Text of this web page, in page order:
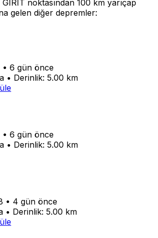
noktasından 100 km yarıçap
gelen diğer depremler:
• 6 gün önce
• Derinlik: 5.00 km
• 6 gün önce
• Derinlik: 5.00 km
• 4 gün önce
• Derinlik: 5.00 km